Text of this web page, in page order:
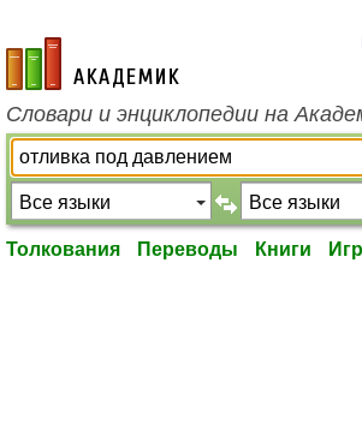
academic.ru
Словари и энциклопедии на
Толкования Переводы Книги